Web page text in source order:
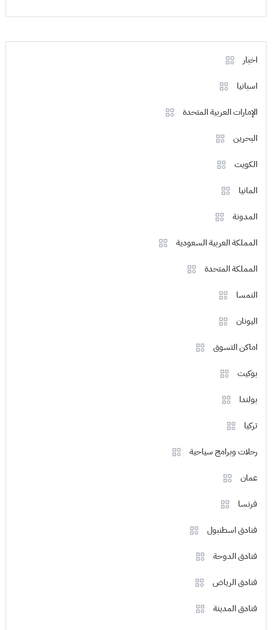
اخبار
اسبانيا
الإمارات العربية المتحدة
البحرين
الكويت
المانيا
المدونة
المملكة العربية السعودية
المملكة المتحدة
النمسا
اليونان
اماكن التسوق
بوكيت
بولندا
تركيا
رحلات وبرامج سياحية
عمان
فرنسا
فنادق اسطنبول
فنادق الدوحة
فنادق الرياض
فنادق المدينة